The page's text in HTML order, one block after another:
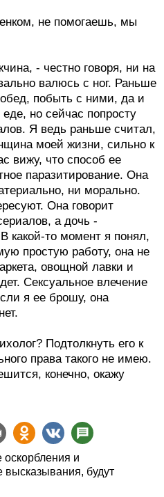
не помогаешь, мы
- честно говоря, ни на
валюсь с ног. Раньше
побыть с ними, да и
но сейчас попросту
Я ведь раньше считал,
моей жизни, сильно к
вижу, что способ ее
паразитирование. Она
ни морально.
Она говорит
а дочь -
какой-то момент я понял,
простую работу, она не
овощной лавки и
Сексуальное влечение
я ее брошу, она
Подтолкнуть его к
права такого не имею.
конечно, окажу
и
высказывания, будут